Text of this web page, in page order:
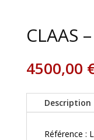
CLAAS
4500,00
Description
Référence :